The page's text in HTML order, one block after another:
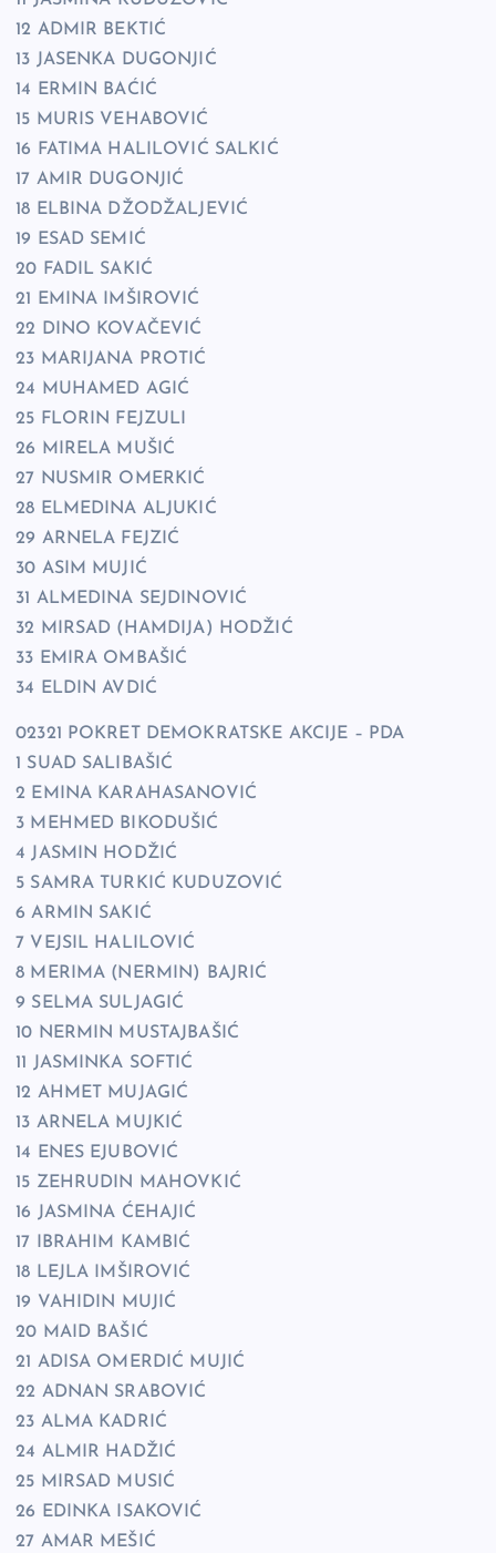
12 ADMIR BEKTIĆ
13 JASENKA DUGONJIĆ
14 ERMIN BAĆIĆ
15 MURIS VEHABOVIĆ
16 FATIMA HALILOVIĆ SALKIĆ
17 AMIR DUGONJIĆ
18 ELBINA DŽODŽALJEVIĆ
19 ESAD SEMIĆ
20 FADIL SAKIĆ
21 EMINA IMŠIROVIĆ
22 DINO KOVAČEVIĆ
23 MARIJANA PROTIĆ
24 MUHAMED AGIĆ
25 FLORIN FEJZULI
26 MIRELA MUŠIĆ
27 NUSMIR OMERKIĆ
28 ELMEDINA ALJUKIĆ
29 ARNELA FEJZIĆ
30 ASIM MUJIĆ
31 ALMEDINA SEJDINOVIĆ
32 MIRSAD (HAMDIJA) HODŽIĆ
33 EMIRA OMBAŠIĆ
34 ELDIN AVDIĆ
02321 POKRET DEMOKRATSKE AKCIJE – PDA
1 SUAD SALIBAŠIĆ
2 EMINA KARAHASANOVIĆ
3 MEHMED BIKODUŠIĆ
4 JASMIN HODŽIĆ
5 SAMRA TURKIĆ KUDUZOVIĆ
6 ARMIN SAKIĆ
7 VEJSIL HALILOVIĆ
8 MERIMA (NERMIN) BAJRIĆ
9 SELMA SULJAGIĆ
10 NERMIN MUSTAJBAŠIĆ
11 JASMINKA SOFTIĆ
12 AHMET MUJAGIĆ
13 ARNELA MUJKIĆ
14 ENES EJUBOVIĆ
15 ZEHRUDIN MAHOVKIĆ
16 JASMINA ĆEHAJIĆ
17 IBRAHIM KAMBIĆ
18 LEJLA IMŠIROVIĆ
19 VAHIDIN MUJIĆ
20 MAID BAŠIĆ
21 ADISA OMERDIĆ MUJIĆ
22 ADNAN SRABOVIĆ
23 ALMA KADRIĆ
24 ALMIR HADŽIĆ
25 MIRSAD MUSIĆ
26 EDINKA ISAKOVIĆ
27 AMAR MEŠIĆ